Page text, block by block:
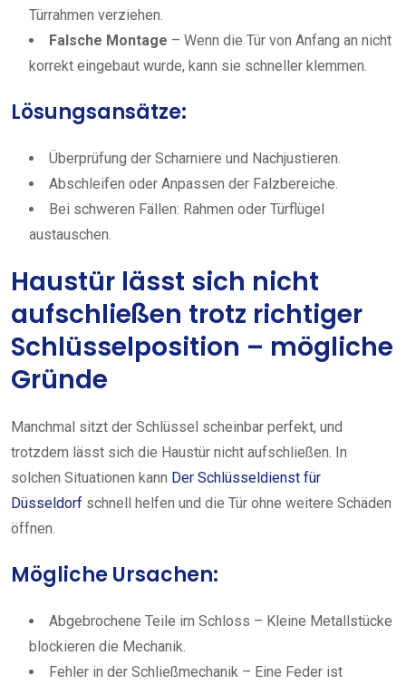
Türrahmen verziehen.
Falsche Montage – Wenn die Tür von Anfang an nicht
korrekt eingebaut wurde, kann sie schneller klemmen.
Lösungsansätze:
Überprüfung der Scharniere und Nachjustieren.
Abschleifen oder Anpassen der Falzbereiche.
Bei schweren Fällen: Rahmen oder Türflügel
austauschen.
Haustür lässt sich nicht
aufschließen trotz richtiger
Schlüsselposition – mögliche
Gründe
Manchmal sitzt der Schlüssel scheinbar perfekt, und
trotzdem lässt sich die Haustür nicht aufschließen. In
solchen Situationen kann Der Schlüsseldienst für
Düsseldorf schnell helfen und die Tür ohne weitere Schäden
öffnen.
Mögliche Ursachen:
Abgebrochene Teile im Schloss – Kleine Metallstücke
blockieren die Mechanik.
Fehler in der Schließmechanik – Eine Feder ist